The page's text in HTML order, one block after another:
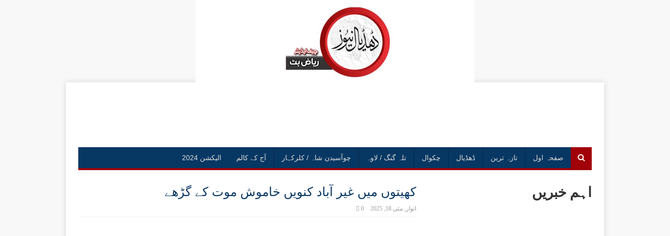
صفحہ اول تازہ ترین ڈھڈیال چکوال تلہ گنگ / لاوہ چوآسیدن شاہ / کلرکہار آج کے کالم الیکشن 2024
کھیتوں میں غیر آباد کنویں خاموش موت کے گڑھے
اتوار, مئی 18, 2025 0
اہم خبریں